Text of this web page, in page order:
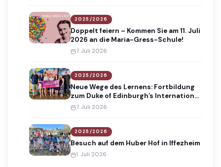
2025/2026
Doppelt feiern – Kommen Sie am 11. Juli
2026 an die Maria-Gress-Schule!
7. Juli 2026
2025/2026
Neue Wege des Lernens: Fortbildung
zum Duke of Edinburgh’s International
Award
7. Juli 2026
2025/2026
Besuch auf dem Huber Hof in Iffezheim
1. Juli 2026